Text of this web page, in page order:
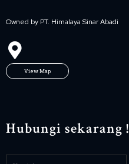
Owned by PT. Himalaya Sinar Abadi
View Map
Hubungi sekarang !